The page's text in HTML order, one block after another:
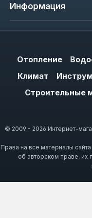
Slim Heat
использовать
слоем, чтобы
избежать
полиэтилена —
тепла в
При монтаже
что
поверхности не
Информация
Отопление
Климат
Строительные
© 2009 - 2026 Интернет-
Права на все материалы
об авторском праве, их